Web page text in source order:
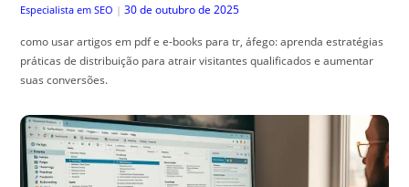
Especialista em SEO | 30 de outubro de 2025
como usar artigos em pdf e e-books para tr, áfego: aprenda estratégias
práticas de distribuição para atrair visitantes qualificados e aumentar
suas conversões.